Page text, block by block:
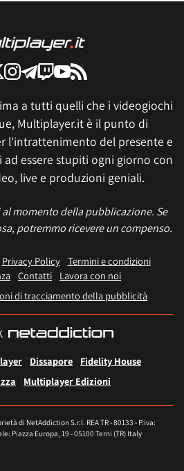
a tutti quelli che i videogiochi
Multiplayer.it è il punto di
l'intrattenimento del presente e
essere stupiti ogni giorno con
live e produzioni geniali.
momento della pubblicazione. Se
potremmo ricevere un compenso.
Privacy Policy
Termini e condizioni
Contatti
Lavora con noi
di tracciamento della pubblicità
Dissapore
Fidelity House
Multiplayer Edizioni
di NetAddiction S.r.l. REA TR - 80133 - P.iva:
Piazza Europa, 19 - 05100 Terni (TR) Italy